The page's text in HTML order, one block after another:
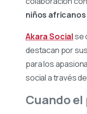
niños africanos
Akara Socialse
destacan por
para los
social a través
Cuando